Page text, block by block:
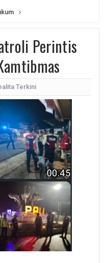
Perintis
Terkini